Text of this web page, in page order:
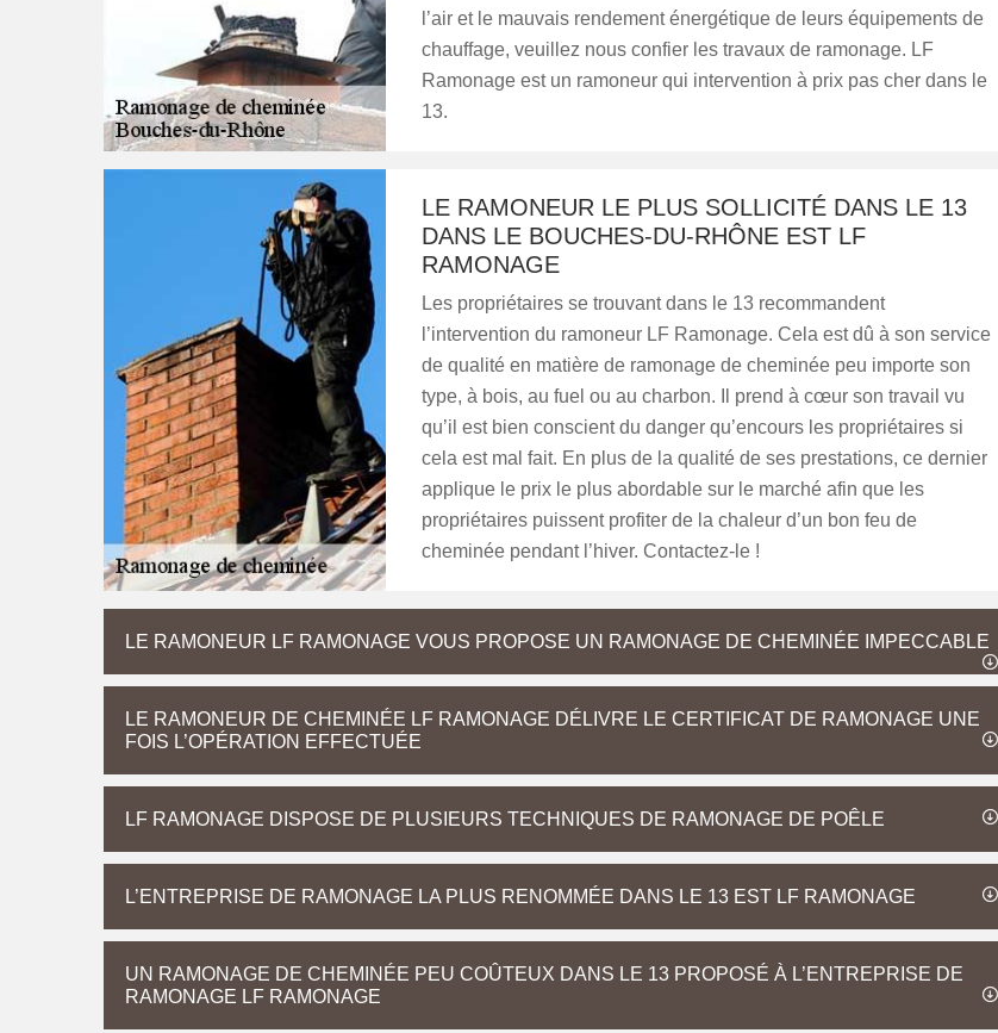
l’air et le mauvais rendement énergétique de leurs équipements de
chauffage, veuillez nous confier les travaux de ramonage. LF
Ramonage est un ramoneur qui intervention à prix pas cher dans le
13.
LE RAMONEUR LE PLUS SOLLICITÉ DANS LE 13
DANS LE BOUCHES-DU-RHÔNE EST LF
RAMONAGE
Les propriétaires se trouvant dans le 13 recommandent
l’intervention du ramoneur LF Ramonage. Cela est dû à son service
de qualité en matière de ramonage de cheminée peu importe son
type, à bois, au fuel ou au charbon. Il prend à cœur son travail vu
qu’il est bien conscient du danger qu’encours les propriétaires si
cela est mal fait. En plus de la qualité de ses prestations, ce dernier
applique le prix le plus abordable sur le marché afin que les
propriétaires puissent profiter de la chaleur d’un bon feu de
cheminée pendant l’hiver. Contactez-le !
LE RAMONEUR LF RAMONAGE VOUS PROPOSE UN RAMONAGE DE CHEMINÉE IMPECCABLE
LE RAMONEUR DE CHEMINÉE LF RAMONAGE DÉLIVRE LE CERTIFICAT DE RAMONAGE UNE
FOIS L’OPÉRATION EFFECTUÉE
LF RAMONAGE DISPOSE DE PLUSIEURS TECHNIQUES DE RAMONAGE DE POÊLE
L’ENTREPRISE DE RAMONAGE LA PLUS RENOMMÉE DANS LE 13 EST LF RAMONAGE
UN RAMONAGE DE CHEMINÉE PEU COÛTEUX DANS LE 13 PROPOSÉ À L’ENTREPRISE DE
RAMONAGE LF RAMONAGE